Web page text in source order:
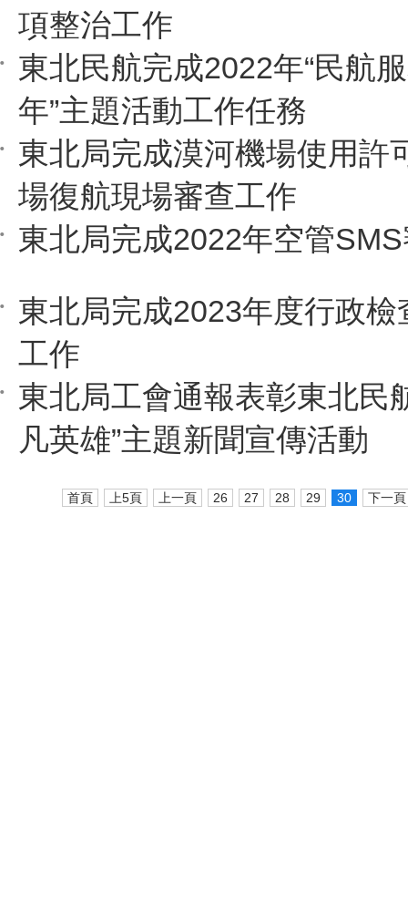
項整治工作
東北民航完成2022年“民航
年”主題活動工作任務
東北局完成漠河機場使用許
場復航現場審查工作
東北局完成2022年空管
東北局完成2023年度行政檢
工作
東北局工會通報表彰東北民
凡英雄”主題新聞宣傳活動
首頁 上5頁 上一頁 26 27 28 29 30 下一頁